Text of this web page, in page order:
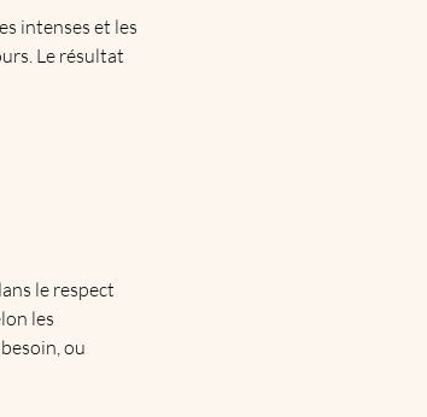
intenses et les
Le résultat
le respect
les
ou